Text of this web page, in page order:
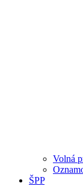
Volná
ŠPP